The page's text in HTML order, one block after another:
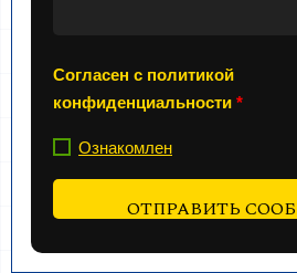
Согласен с политикой
конфиденциальности *
Ознакомлен